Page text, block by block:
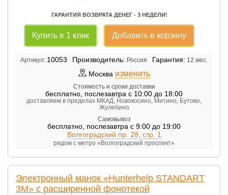
ГАРАНТИЯ ВОЗВРАТА ДЕНЕГ - 3 НЕДЕЛИ!
Купить в 1 клик Добавить в корзину
Артикул: 10053 Производитель: Россия Гарантия: 12 мес.
Москва изменить
Стоимость и сроки доставки
бесплатно послезавтра с 10:00 до 18:00
доставляем в пределах МКАД, Новокосино, Митино, Бутово,
Жулебино
Самовывоз
бесплатно послезавтра с 9:00 до 19:00
Волгоградский пр. 28, стр. 1
рядом с метро «Волгоградский проспект»
Электронный манок «Hunterhelp STANDART
3M» с расширенной фонотекой